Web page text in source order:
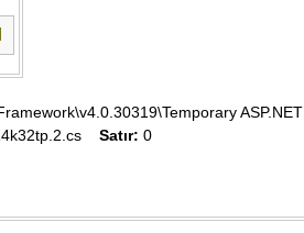
ASP.NET
Satır: 0